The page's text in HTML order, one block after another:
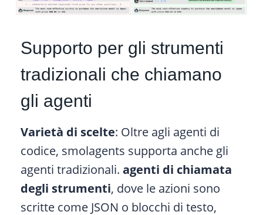
Supporto per gli strumenti
tradizionali che chiamano
gli agenti
Varietà di scelte: Oltre agli agenti di
codice, smolagents supporta anche gli
agenti tradizionali. agenti di chiamata
degli strumenti, dove le azioni sono
scritte come JSON o blocchi di testo,